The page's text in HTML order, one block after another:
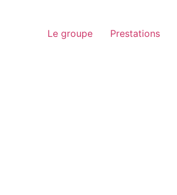
Le groupe Prestations